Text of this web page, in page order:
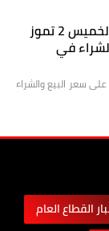
أسعار الدولار في العراق اليوم الخميس 2 تموز
في
اليوم الخميس 2 تموز 2026.. تعرف على سعر البيع والشراء
القطاع العام